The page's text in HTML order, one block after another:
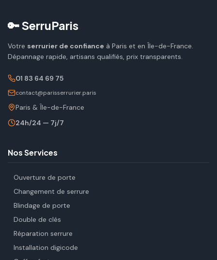
🔑 SerruParis
Votre serrurier de confiance à Paris et en Île-de-France.
Dépannage rapide, artisans qualifiés, prix transparents.
01 83 64 69 75
contact@parisserrurier.paris
Paris & Île-de-France
24h/24 — 7j/7
Nos Services
Ouverture de porte
Changement de serrure
Blindage de porte
Double de clés
Réparation serrure
Installation digicode